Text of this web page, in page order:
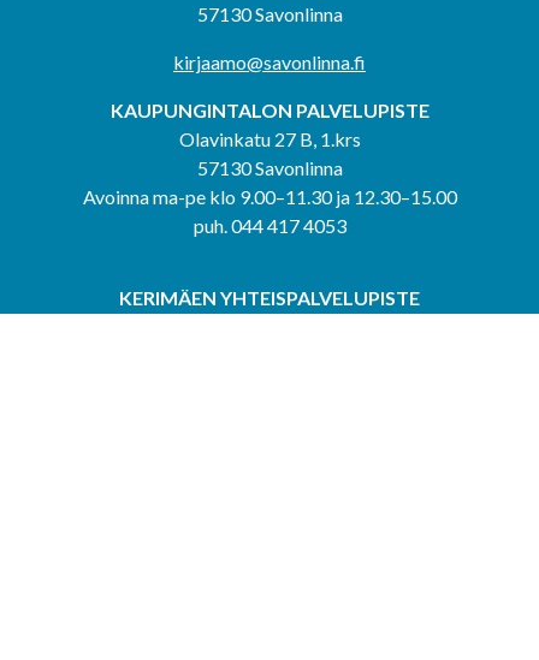
57130 Savonlinna
kirjaamo@savonlinna.fi
KAUPUNGINTALON PALVELUPISTE
Olavinkatu 27 B, 1.krs
57130 Savonlinna
Avoinna ma-pe klo 9.00–11.30 ja 12.30–15.00
puh. 044 417 4053
KERIMÄEN YHTEISPALVELUPISTE